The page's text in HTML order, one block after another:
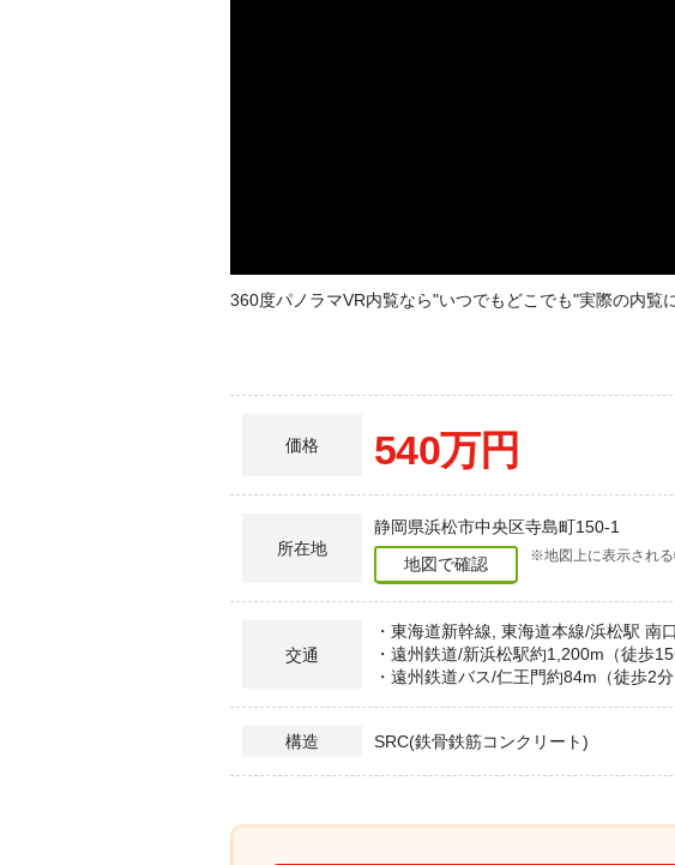
360度パノラマVR内覧なら"いつでもどこでも"実際の内覧
価格 540万円
所在地
静岡県浜松市中央区寺島町150-1
地図で確認
※地図上に表示される
交通
・東海道新幹線, 東海道本線/浜松駅 南
・遠州鉄道/新浜松駅約1,200m（徒歩15
・遠州鉄道バス/仁王門約84m（徒歩2分
構造 SRC(鉄骨鉄筋コンクリート)